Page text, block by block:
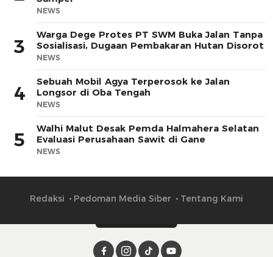
NEWS
3
Warga Dege Protes PT SWM Buka Jalan Tanpa
Sosialisasi, Dugaan Pembakaran Hutan Disorot
NEWS
4
Sebuah Mobil Agya Terperosok ke Jalan
Longsor di Oba Tengah
NEWS
5
Walhi Malut Desak Pemda Halmahera Selatan
Evaluasi Perusahaan Sawit di Gane
NEWS
Redaksi Pedoman Media Siber Tentang Kami